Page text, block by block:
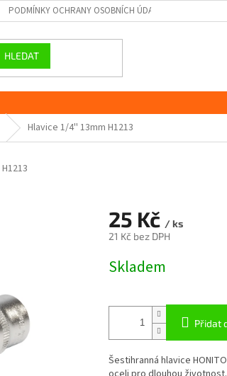
PODMÍNKY OCHRANY OSOBNÍCH ÚDAJŮ GDPR
HLEDAT
Hlavice 1/4'' 13mm H1213
H1213
25 Kč / ks
21 Kč bez DPH
cena:
Skladem
Přidat
Šestihranná hlavice